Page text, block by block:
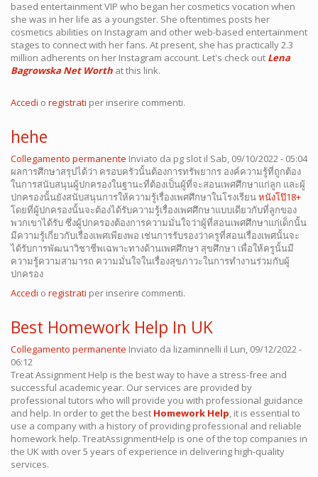
based entertainment VIP who began her cosmetics vocation when
she was in her life as a youngster. She oftentimes posts her
cosmetics abilities on Instagram and other web-based entertainment
stages to connect with her fans. At present, she has practically 2.3
million adherents on her Instagram account. Let's check out Lena
Bagrowska Net Worth at this link.
Accedi o registrati per inserire commenti.
hehe
Collegamento permanente Inviato da pg slot il Sab, 09/10/2022 - 05:04
ผลการศึกษาสรุปได้ว่า ครอบครัวนั้นต้องการทรัพยากร องค์ความรู้ที่ถูกต้อง
ในการสนับสนุนผู้ปกครองในฐานะที่ต้องเป็นผู้ที่จะสอนเพศศึกษาแก่ลูก และผู้
ปกครองนั้นยังสนับสนุนการให้ความรู้เรื่องเพศศึกษาในโรงเรียนหนังโป๊18+
โดยที่ผู้ปกครองนั้นจะต้องได้รับความรู้เรื่องเพศศึกษาแบบเดียวกับที่ลูกของ
พวกเขาได้รับ ซึ่งผู้ปกครองต้องการความมั่นใจว่าผู้ที่สอนเพศศึกษาแก่เด็กนั้น
มีความรู้เกี่ยวกับเรื่องเพศเพียงพอ เช่นการรับรองว่าครูที่สอนเรื่องเพศนั้นจะ
ได้รับการพัฒนาวิชาชีพเฉพาะทางด้านเพศศึกษา สุขศึกษา เพื่อให้ครูนั้นมี
ความรู้ความสามารถ ความมั่นใจในเรื่องสุขภาวะในการทำงานร่วมกับผู้
ปกครอง
Accedi o registrati per inserire commenti.
Best Homework Help In UK
Collegamento permanente Inviato da lizaminnelli il Lun, 09/12/2022 -
06:12
Treat Assignment Help is the best way to have a stress-free and
successful academic year. Our services are provided by
professional tutors who will provide you with professional guidance
and help. In order to get the best Homework Help, it is essential to
use a company with a history of providing professional and reliable
homework help. TreatAssignmentHelp is one of the top companies in
the UK with over 5 years of experience in delivering high-quality
services.